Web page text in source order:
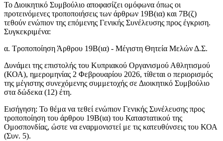
Το Διοικητικό Συμβούλιο αποφασίζει ομόφωνα όπως οι
προτεινόμενες τροποποιήσεις των άρθρων 19Β(ια) και 7Β(ζ)
τεθούν ενώπιον της επόμενης Γενικής Συνέλευσης προς έγκριση.
Συγκεκριμένα:
α. Τροποποίηση Άρθρου 19Β(ια) - Μέγιστη Θητεία Μελών Δ.Σ.
Δυνάμει της επιστολής του Κυπριακού Οργανισμού Αθλητισμού
(ΚΟΑ), ημερομηνίας 2 Φεβρουαρίου 2026, τίθεται ο περιορισμός
της μέγιστης συνεχόμενης συμμετοχής σε Διοικητικό Συμβούλιο
στα δώδεκα (12) έτη.
Εισήγηση: Το θέμα να τεθεί ενώπιον Γενικής Συνέλευσης προς
τροποποίηση του άρθρου 19Β(ια) του Καταστατικού της
Ομοσπονδίας, ώστε να εναρμονιστεί με τις κατευθύνσεις του ΚΟΑ
(Συν. 5).